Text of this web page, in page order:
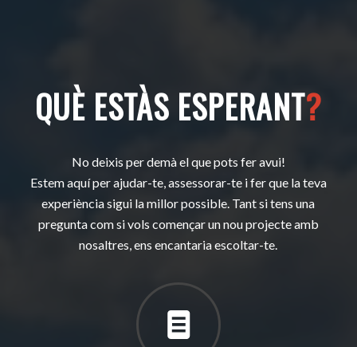
QUÈ ESTÀS ESPERANT?
No deixis per demà el que pots fer avui!
Estem aquí per ajudar-te, assessorar-te i fer que la teva
experiència sigui la millor possible. Tant si tens una
pregunta com si vols començar un nou projecte amb
nosaltres, ens encantaria escoltar-te.